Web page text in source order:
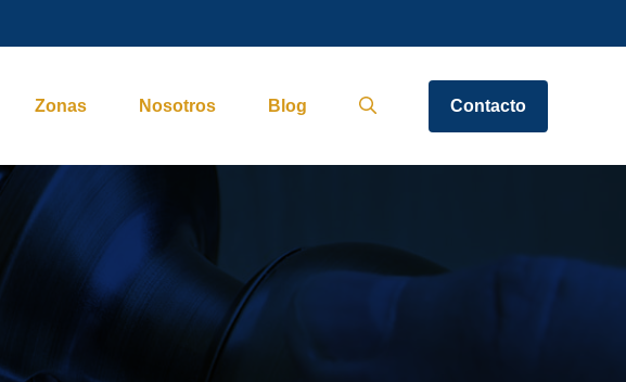
Zonas Nosotros Blog Contacto